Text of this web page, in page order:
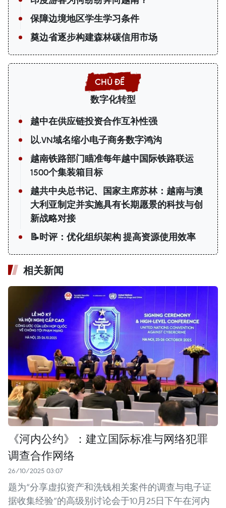
保障边境地区学生学习条件
奠边省逐步构建森林碳信用市场
数字化转型
越中在供应链投资合作互补性强
以.VN域名缩小电子商务数字鸿沟
越南铁路部门瞄准每年越中国际铁路联运
1500个集装箱目标
越共中央总书记、国家主席苏林：越南与澳
大利亚制定并实施具有长期愿景的科技与创
新战略对接
📝时评：优化组织架构 提高资源使用效率
相关新闻
《河内公约》：建立国际标准与网络犯罪
调查合作网络
26/10/2025 03:07
题为“分享虚拟资产和洗钱相关案件的调查与电子证
据收集经验”的高级别讨论会于10月25日下午在河内